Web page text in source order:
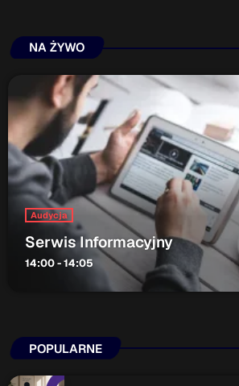
NA ŻYWO
Audycja
Serwis Informacyjny
14:00 - 14:05
POPULARNE